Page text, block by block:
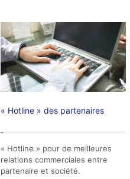
« Hotline » des partenaires
« Hotline » pour de meilleures
relations commerciales entre
partenaire et société.